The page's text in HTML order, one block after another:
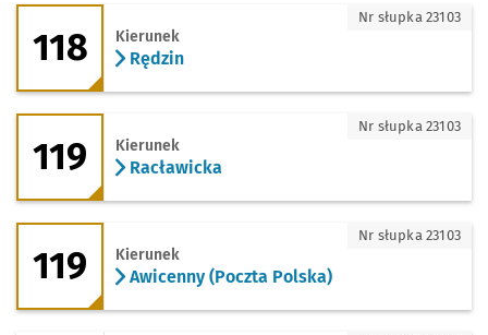
118 - kierunek Rędzin
118 Kierunek
Rędzin
Nr słupka 23103
119 - kierunek Racławicka
119 Kierunek
Racławicka
Nr słupka 23103
119 - kierunek Awicenny (Poczta
119 Kierunek
Awicenny (Poczta Polska)
Nr słupka 23103